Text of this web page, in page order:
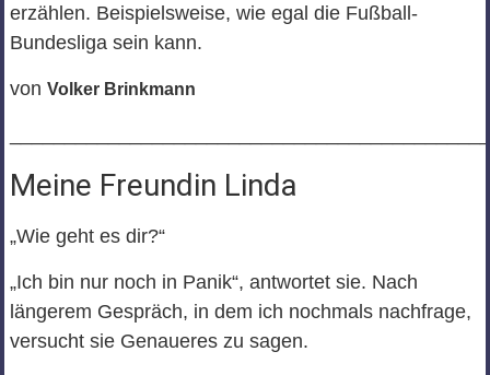
erzählen. Beispielsweise, wie egal die Fußball-
Bundesliga sein kann.
von Volker Brinkmann
Meine Freundin Linda
„Wie geht es dir?“
„Ich bin nur noch in Panik“, antwortet sie. Nach
längerem Gespräch, in dem ich nochmals nachfrage,
versucht sie Genaueres zu sagen.